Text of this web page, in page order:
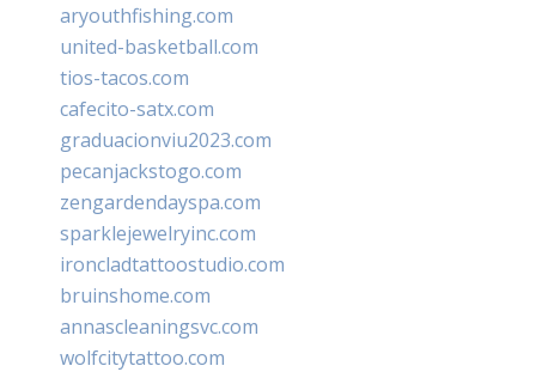
aryouthfishing.com
united-basketball.com
tios-tacos.com
cafecito-satx.com
graduacionviu2023.com
pecanjackstogo.com
zengardendayspa.com
sparklejewelryinc.com
ironcladtattoostudio.com
bruinshome.com
annascleaningsvc.com
wolfcitytattoo.com